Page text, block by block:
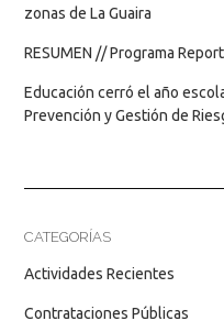
zonas de La Guaira
RESUMEN // Programa
Educación cerró el año
Prevención y Gestión de
CATEGORÍAS
Actividades Recientes
Contrataciones Públicas